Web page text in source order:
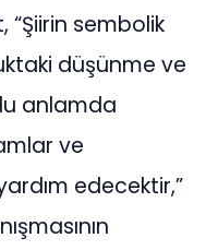
“Şiirin sembolik
düşünme ve
anlamda
ve
edecektir,”